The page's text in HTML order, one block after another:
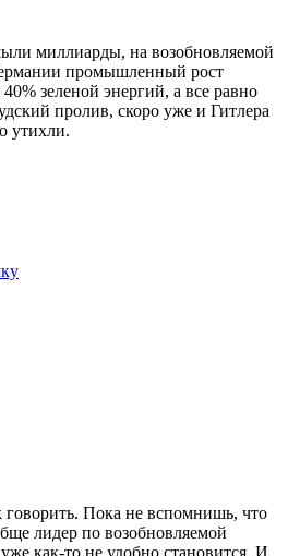
миллиарды, на возобновляемой
промышленный рост
зеленой энергий, а все равно
пролив, скоро уже и Гитлера
утихли.
говорить. Пока не вспомнишь, что
лидер по возобновляемой